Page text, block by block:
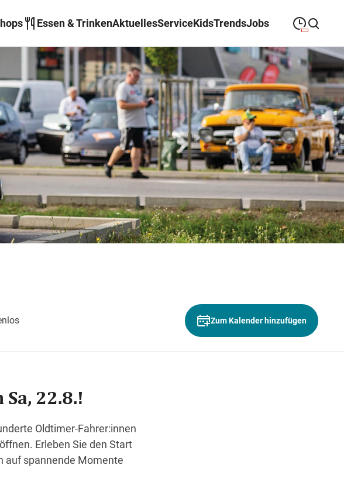
Essen & TrinkenAktuellesServiceKidsTrendsJobs
Suche schließenMontag
MONTAG 09:00— 19:00
Dienstag
DIENSTAG 09:00—19:00
Mittwoch
MITTWOCH 09:00—19:00
Donnerstag
DONNERSTAG 09:00 —19:00
Freitag
09:00
Samstag
SAMSTAG 09:00—18:00
Wegbeschreibung
Zum Kalender hinzufügen
22.8.!
Oldtimer-Fahrer:innen
Erleben Sie den Start
auf spannende Momente